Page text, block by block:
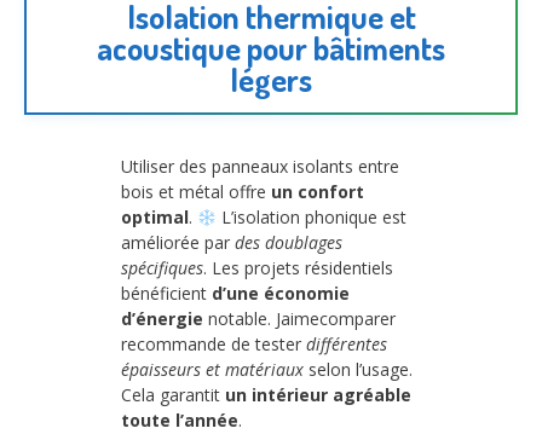
Isolation thermique et
acoustique pour bâtiments
légers
Utiliser des panneaux isolants entre
bois et métal offre un confort
optimal.
L’isolation phonique est
améliorée par des doublages
spécifiques. Les projets résidentiels
bénéficient d’une économie
d’énergie notable. Jaimecomparer
recommande de tester différentes
épaisseurs et matériaux selon l’usage.
Cela garantit un intérieur agréable
toute l’année.